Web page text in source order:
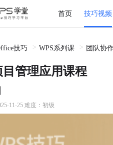
首页 技巧视频
技巧 WPS系列课 团队协
目管理应用课程
11-25 难度：初级